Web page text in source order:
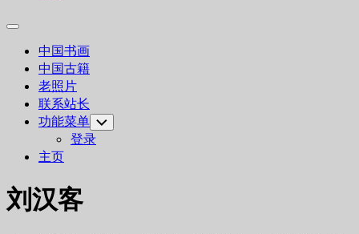
Expand
中国书画
中国古籍
老照片
联系站长
功能菜单 Toggle
Child
Menu
登录
主页
刘汉客